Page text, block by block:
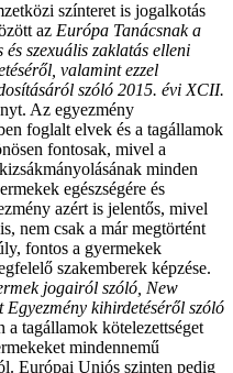
színteret is jogalkotás
az Európa Tanácsnak a
szexuális zaklatás elleni
valamint ezzel
szóló 2015. évi XCII.
Az egyezmény
foglalt elvek és a tagállamok
fontosak, mivel a
minden
egészségére és
azért is jelentős, mivel
nem csak a már megtörtént
fontos a gyermekek
szakemberek képzése.
jogairól szóló, New
kihirdetéséről szóló
a tagállamok kötelezettséget
mindennemű
Európai Uniós szinten pedig